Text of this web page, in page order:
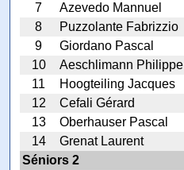
7
Azevedo Mannuel
8
Puzzolante Fabrizzio
9
Giordano Pascal
10
Aeschlimann Philippe
11
Hoogteiling Jacques
12
Cefali Gérard
13
Oberhauser Pascal
14
Grenat Laurent
Séniors 2